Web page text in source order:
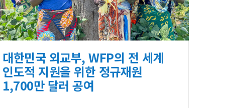
대한민국 외교부, WFP의 전 세계
인도적 지원을 위한 정규재원
1,700만 달러 공여